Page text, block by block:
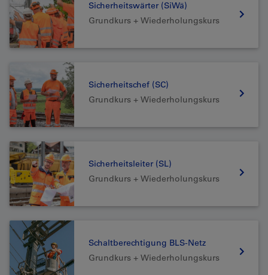
Sicherheitswärter (SiWä)
Grundkurs + Wiederholungskurs
Sicherheitschef (SC)
Grundkurs + Wiederholungskurs
Sicherheitsleiter (SL)
Grundkurs + Wiederholungskurs
Schaltberechtigung BLS-Netz
Grundkurs + Wiederholungskurs